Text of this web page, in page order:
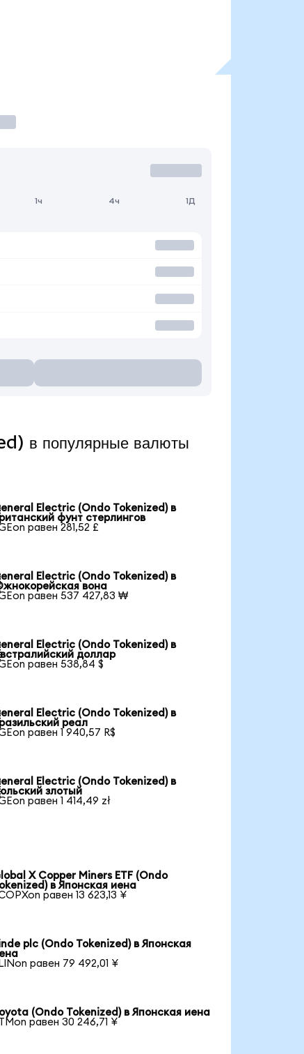
1ч 4ч 1Д
в популярные валюты
Electric (Ondo Tokenized) в
фунт стерлингов
равен 281,52 £
Electric (Ondo Tokenized) в
вона
равен 537 427,83 ₩
Electric (Ondo Tokenized) в
доллар
равен 538,84 $
Electric (Ondo Tokenized) в
реал
равен 1 940,57 R$
Electric (Ondo Tokenized) в
злотый
равен 1 414,49 zł
X Copper Miners ETF (Ondo
в Японская иена
равен 13 623,13 ¥
plc (Ondo Tokenized) в Японская
равен 79 492,01 ¥
(Ondo Tokenized) в Японская иена
равен 30 246,71 ¥